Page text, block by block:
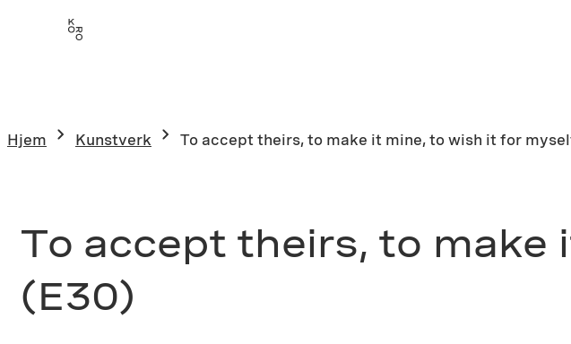
Hjem Kunstverk To accept theirs, to make it mine, to wish it for
To accept theirs, to
(E30)